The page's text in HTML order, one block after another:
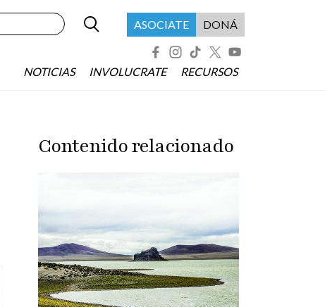
NOTICIAS INVOLUCRATE RECURSOS
Buscar Menú header asociate
ASOCIATE DONÁ
Contenido relacionado